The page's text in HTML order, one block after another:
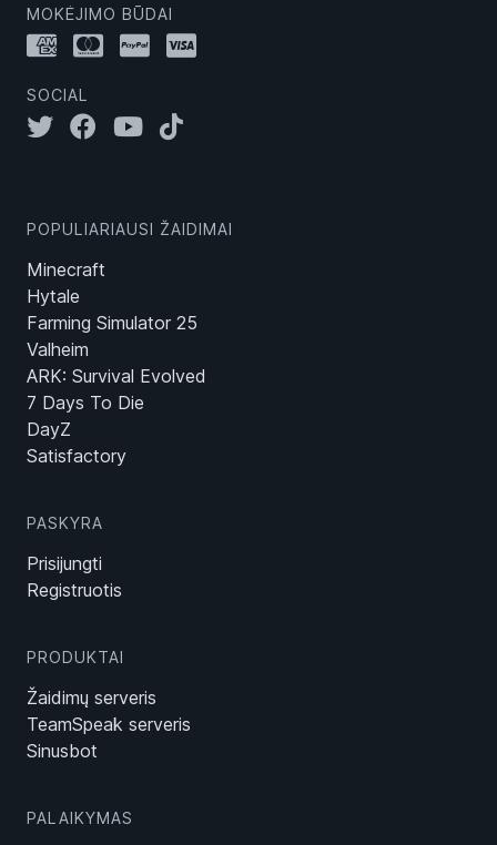
MOKĖJIMO BŪDAI
SOCIAL
POPULIARIAUSI ŽAIDIMAI
Minecraft
Hytale
Farming Simulator 25
Valheim
ARK: Survival Evolved
7 Days To Die
DayZ
Satisfactory
PASKYRA
Prisijungti
Registruotis
PRODUKTAI
Žaidimų serveris
TeamSpeak serveris
Sinusbot
PALAIKYMAS